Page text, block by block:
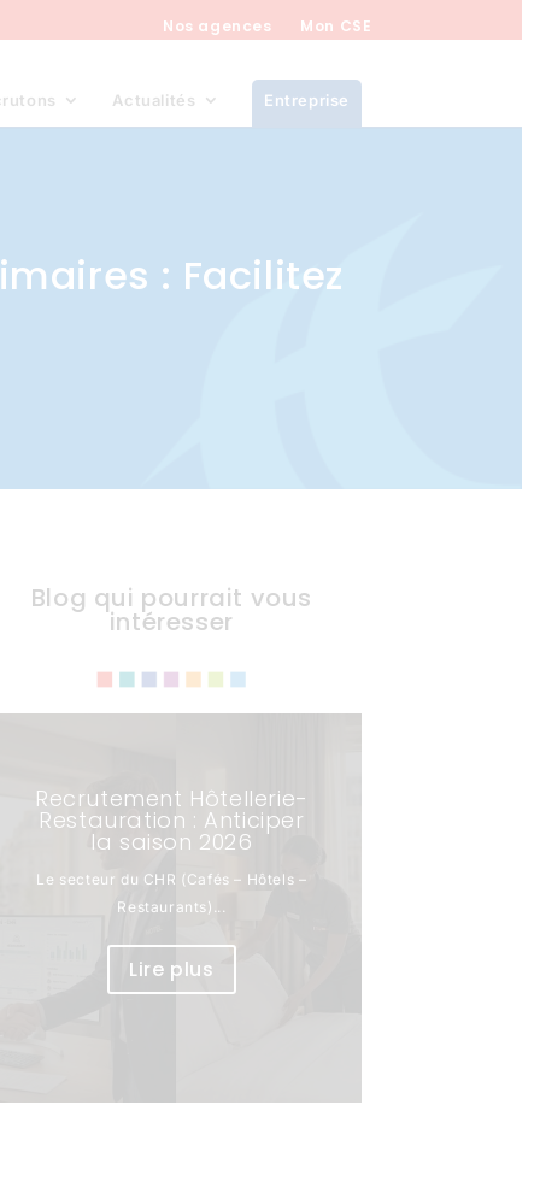
Nos agences Mon CSE
Actualités Entreprise
: Facilitez
Blog qui pourrait vous
intéresser
Recrutement Hôtellerie-
Restauration : Anticiper
la saison 2026
Le secteur du CHR (Cafés – Hôtels –
Restaurants)...
Lire plus